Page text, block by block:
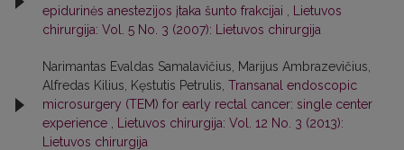
epidurinės anestezijos įtaka šunto frakcijai
Lietuvos
chirurgija: Vol. 5 No. 3 (2007): Lietuvos chirurgija
Narimantas Evaldas Samalavičius, Marijus Ambrazevičius,
Alfredas Kilius, Kęstutis Petrulis, Transanal endoscopic
microsurgery (TEM) for early rectal cancer: single center
experience
Lietuvos chirurgija: Vol. 12 No. 3 (2013):
Lietuvos chirurgija